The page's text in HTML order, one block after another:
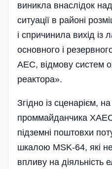
виникла внаслідок
ситуації в районі
і спричинила вихід із
основного і
АЕС, відмову систем
реактора».
Згідно із сценарієм, на
проммайданчика
підземні поштовхи
шкалою MSK-64, які
впливу на діяль­ність